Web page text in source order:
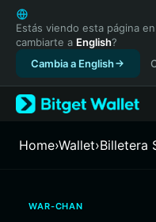
English
日本語
Tiếng Việt
Русский
Español (Latinoamérica)
Türkçe
Français
繁體中文
Estás viendo esta página en
cambiarte a English?
Cambia a English
Home›Wallet›Billetera
WAR-CHAN